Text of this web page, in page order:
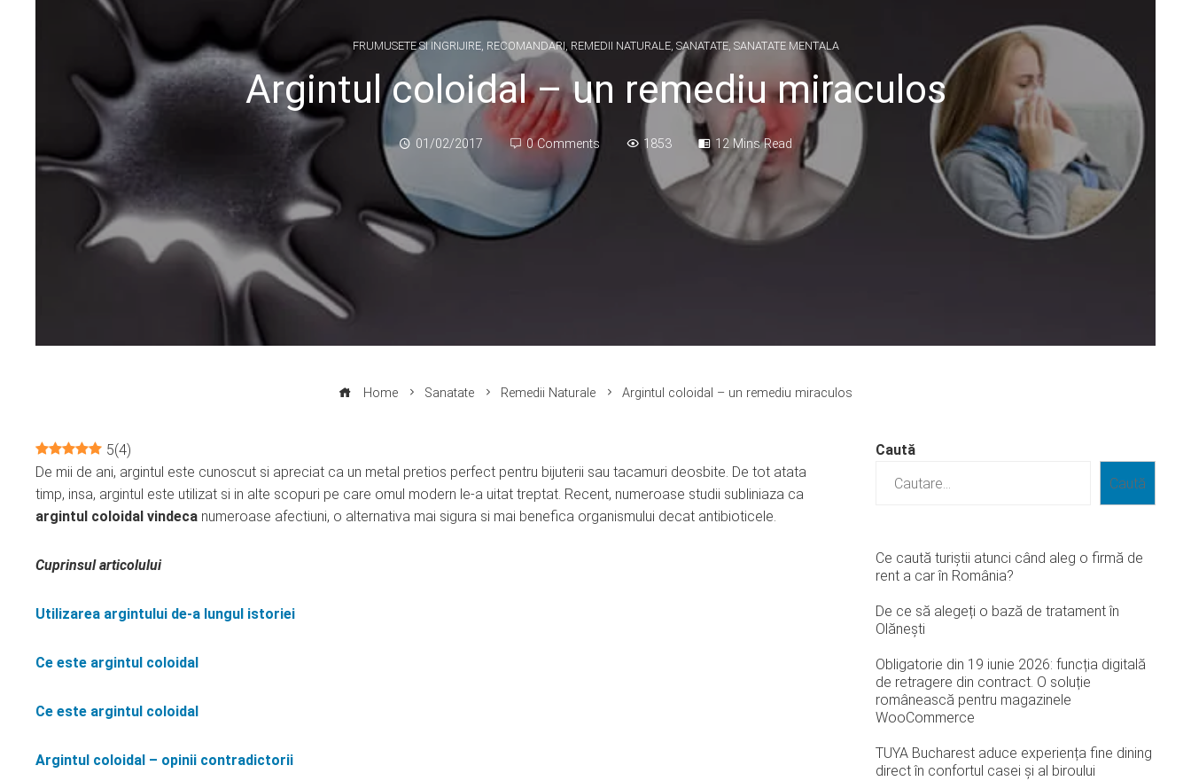
FRUMUSETE SI INGRIJIRE, RECOMANDARI, REMEDII NATURALE, SANATATE, SANATATE MENTALA
Argintul coloidal – un remediu miraculos
01/02/2017 0 Comments 1853 12 Mins Read
Home Sanatate Remedii Naturale Argintul coloidal – un remediu miraculos
5(4)
De mii de ani, argintul este cunoscut si apreciat ca un metal pretios perfect pentru bijuterii sau tacamuri deosbite. De tot atata
timp, insa, argintul este utilizat si in alte scopuri pe care omul modern le-a uitat treptat. Recent, numeroase studii subliniaza ca
argintul coloidal vindeca numeroase afectiuni, o alternativa mai sigura si mai benefica organismului decat antibioticele.
Cuprinsul articolului
Utilizarea argintului de-a lungul istoriei
Ce este argintul coloidal
Ce este argintul coloidal
Argintul coloidal – opinii contradictorii
Caută
Caută
Ce caută turiștii atunci când aleg o firmă de
rent a car în România?
De ce să alegeți o bază de tratament în
Olănești
Obligatorie din 19 iunie 2026: funcția digitală
de retragere din contract. O soluție
românească pentru magazinele
WooCommerce
TUYA Bucharest aduce experiența fine dining
direct în confortul casei și al biroului